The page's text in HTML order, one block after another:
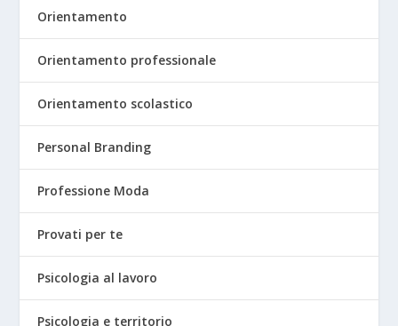
Orientamento
Orientamento professionale
Orientamento scolastico
Personal Branding
Professione Moda
Provati per te
Psicologia al lavoro
Psicologia e territorio